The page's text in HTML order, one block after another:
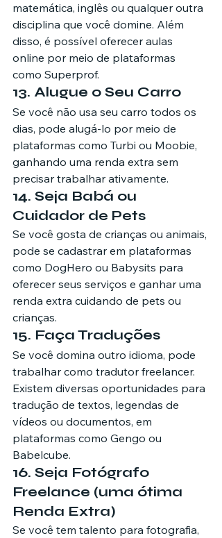
matemática, inglês ou qualquer outra
disciplina que você domine. Além
disso, é possível oferecer aulas
online por meio de plataformas
como Superprof.
13. Alugue o Seu Carro
Se você não usa seu carro todos os
dias, pode alugá-lo por meio de
plataformas como Turbi ou Moobie,
ganhando uma renda extra sem
precisar trabalhar ativamente.
14. Seja Babá ou
Cuidador de Pets
Se você gosta de crianças ou animais,
pode se cadastrar em plataformas
como DogHero ou Babysits para
oferecer seus serviços e ganhar uma
renda extra cuidando de pets ou
crianças.
15. Faça Traduções
Se você domina outro idioma, pode
trabalhar como tradutor freelancer.
Existem diversas oportunidades para
tradução de textos, legendas de
vídeos ou documentos, em
plataformas como Gengo ou
Babelcube.
16. Seja Fotógrafo
Freelance (uma ótima
Renda Extra)
Se você tem talento para fotografia,